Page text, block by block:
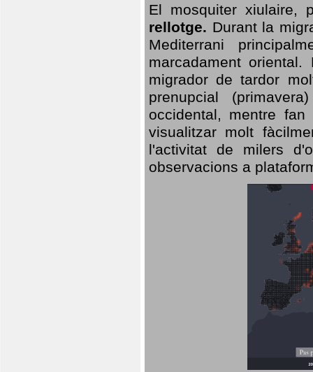
El mosquiter xiulaire,
rellotge. Durant la
Mediterrani
marcadament
migrador de tardor
prenupcial
occidental, mentre
visualitzar molt
l'activitat de milers
observacions a